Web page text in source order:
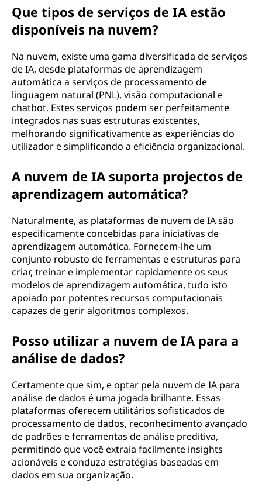
Que tipos de serviços de IA estão
disponíveis na nuvem?
Na nuvem, existe uma gama diversificada de serviços
de IA, desde plataformas de aprendizagem
automática a serviços de processamento de
linguagem natural (PNL), visão computacional e
chatbot. Estes serviços podem ser perfeitamente
integrados nas suas estruturas existentes,
melhorando significativamente as experiências do
utilizador e simplificando a eficiência organizacional.
A nuvem de IA suporta projectos de
aprendizagem automática?
Naturalmente, as plataformas de nuvem de IA são
especificamente concebidas para iniciativas de
aprendizagem automática. Fornecem-lhe um
conjunto robusto de ferramentas e estruturas para
criar, treinar e implementar rapidamente os seus
modelos de aprendizagem automática, tudo isto
apoiado por potentes recursos computacionais
capazes de gerir algoritmos complexos.
Posso utilizar a nuvem de IA para a
análise de dados?
Certamente que sim, e optar pela nuvem de IA para
análise de dados é uma jogada brilhante. Essas
plataformas oferecem utilitários sofisticados de
processamento de dados, reconhecimento avançado
de padrões e ferramentas de análise preditiva,
permitindo que você extraia facilmente insights
acionáveis e conduza estratégias baseadas em
dados em sua organização.